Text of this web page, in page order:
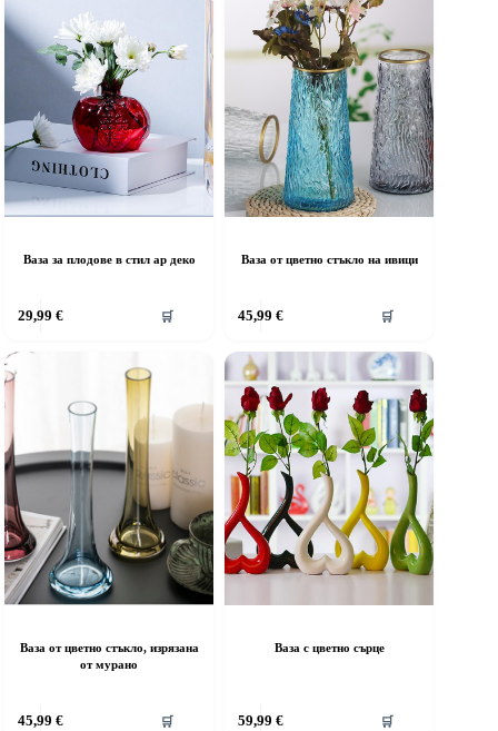
Ваза за плодове в стил ар деко
29,99 € 🛒
Ваза от цветно стъкло на ивици
45,99 € 🛒
Ваза от цветно стъкло, изрязана
от мурано
45,99 € 🛒
Ваза с цветно сърце
59,99 € 🛒